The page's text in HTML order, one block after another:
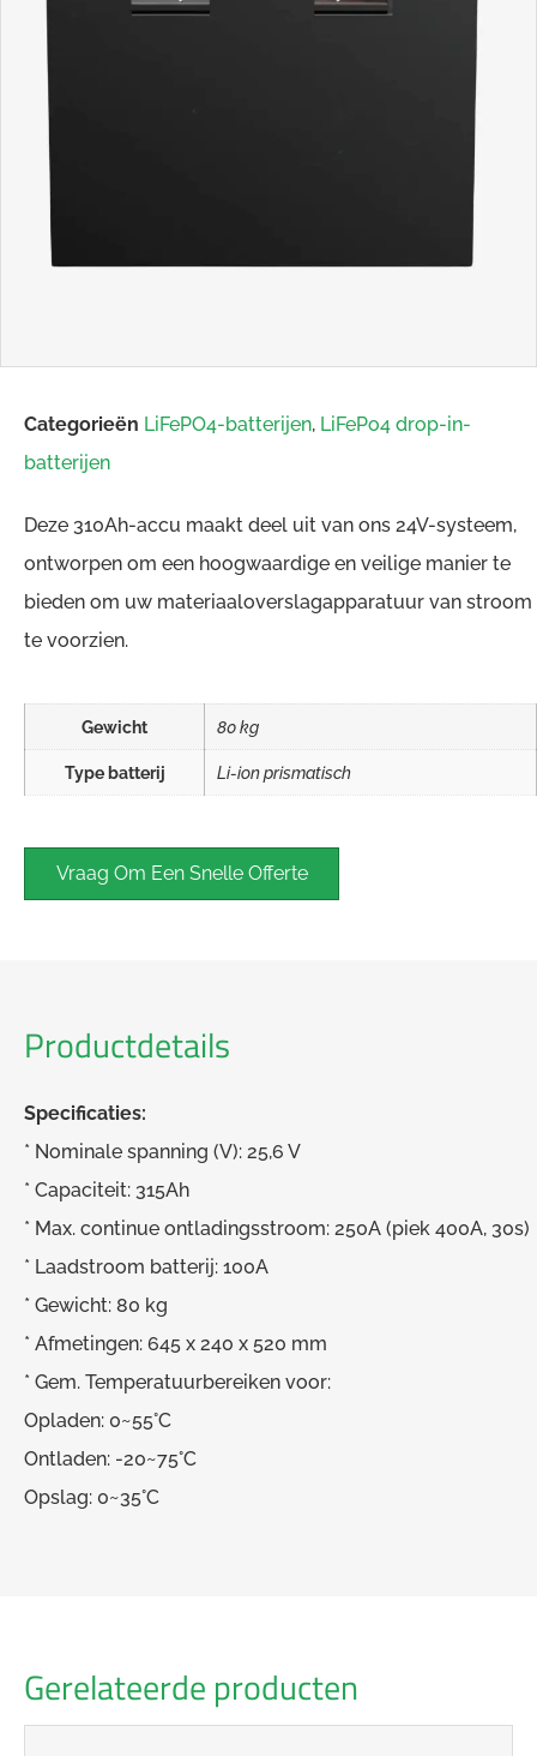
Categorieën LiFePO4-batterijen, LiFePo4 drop-in-
batterijen
Deze 310Ah-accu maakt deel uit van ons 24V-systeem,
ontworpen om een ​​hoogwaardige en veilige manier te
bieden om uw materiaaloverslagapparatuur van stroom
te voorzien.
Gewicht 80 kg
Type batterij Li-ion prismatisch
Vraag Om Een ​​snelle Offerte
Productdetails
Specificaties:
* Nominale spanning (V): 25,6 V
* Capaciteit: 315Ah
* Max. continue ontladingsstroom: 250A (piek 400A, 30s)
* Laadstroom batterij: 100A
* Gewicht: 80 kg
* Afmetingen: 645 x 240 x 520 mm
* Gem. Temperatuurbereiken voor:
Opladen: 0~55°C
Ontladen: -20~75°C
Opslag: 0~35°C
Gerelateerde producten